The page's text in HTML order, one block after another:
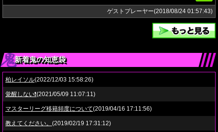
ゲストプレーヤー(2018/08/24 01:57:43)
新着鬼の知恵袋
柏レイソル(2022/12/03 15:58:26)
覚醒しない❗️(2021/05/09 11:07:11)
マスターリーグ移籍頻度について(2019/04/16 17:11:56)
教えてください。 (2019/02/19 17:31:12)